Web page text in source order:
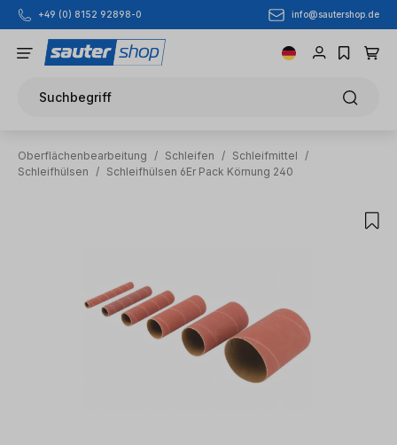
Zum Hauptinhalt springen
+49 (0) 8152 92898-0 info@sautershop.de
Suchbegriff
Oberflächenbearbeitung / Schleifen / Schleifmittel
/
Schleifhülsen
/ Schleifhülsen 6Er Pack Körnung 240